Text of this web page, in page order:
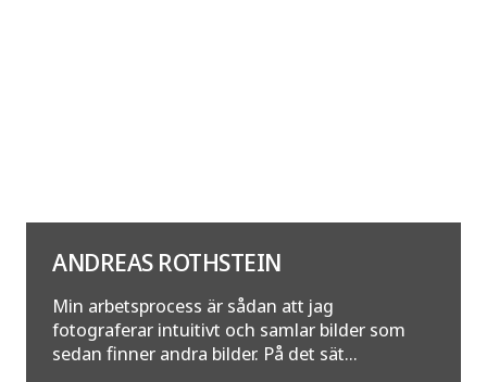
ANDREAS ROTHSTEIN
Min arbetsprocess är sådan att jag
fotograferar intuitivt och samlar bilder som
sedan finner andra bilder. På det sät...